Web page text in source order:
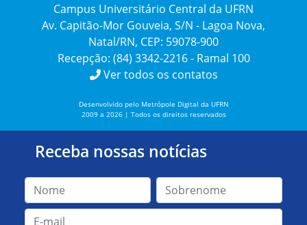
Campus Universitário Central da UFRN
Av. Capitão-Mor Gouveia, S/N - Lagoa Nova,
Natal/RN, CEP: 59078-900
Recepção: (84) 3342-2216 - Ramal 100
Ver todos os contatos
Desenvolvido pelo Metrópole Digital da UFRN
2009 a 2026 | Todos os direitos reservados
Receba nossas notícias